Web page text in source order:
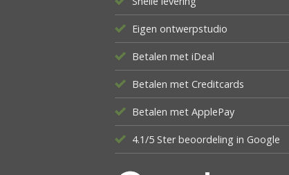
Eigen ontwerpstudio
Betalen met iDeal
Betalen met Creditcards
Betalen met ApplePay
4.1/5 Ster beoordeling in Google